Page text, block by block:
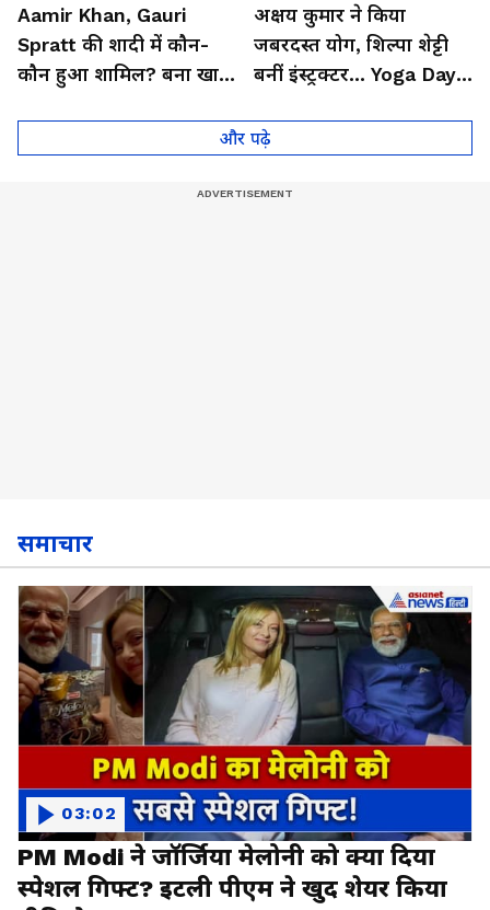
Aamir Khan, Gauri
Spratt की शादी में कौन-
कौन हुआ शामिल? बना खास
अक्षय कुमार ने किया
जबरदस्त योग, शिल्पा शेट्टी
बनीं इंस्ट्रक्टर... Yoga Day
और पढ़े
समाचार
PM Modi ने जॉर्जिया मेलोनी को क्या दिया
स्पेशल गिफ्ट? इटली पीएम ने खुद शेयर किया
03:02